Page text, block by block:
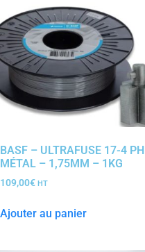
BASF – ULTRAFUSE 17-4 PH
MÉTAL – 1,75MM – 1KG
109,00€ HT
Ajouter au panier